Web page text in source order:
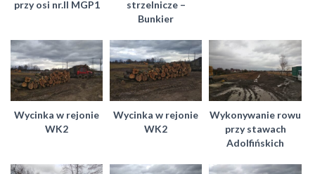
przy osi nr.II MGP1
strzelnicze –
Bunkier
Wycinka w rejonie
WK2
Wycinka w rejonie
WK2
Wykonywanie rowu
przy stawach
Adolfińskich